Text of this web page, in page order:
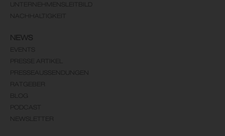
UNTERNEHMENSLEITBILD
NACHHALTIGKEIT
NEWS
EVENTS
PRESSE ARTIKEL
PRESSEAUSSENDUNGEN
RATGEBER
BLOG
PODCAST
NEWSLETTER